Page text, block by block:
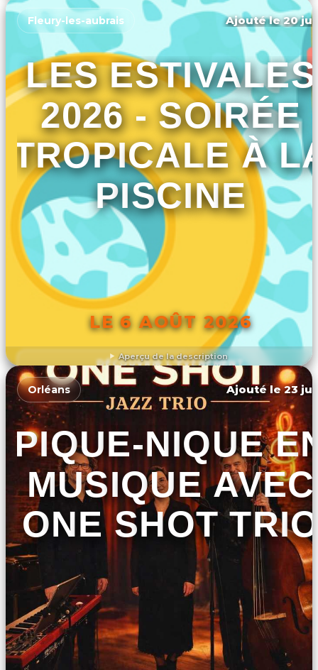
Aperçu de la description
Fleury-les-aubrais Ajouté le 20
LES ESTIVALES
2026 - SOIRÉE
TROPICALE À
PISCINE
LE 6 AOÛT 2026
DÉCOUVRIR L'ÉVÉNEMENT
Orléans Ajouté le 23
PIQUE-NIQUE
MUSIQUE AVEC
ONE SHOT